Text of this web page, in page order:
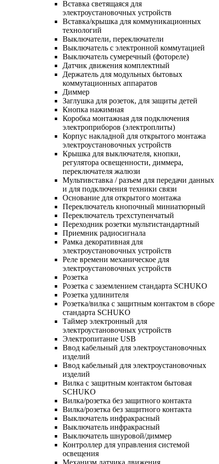
Вставка светящаяся для
электроустановочных устройств
Вставка/крышка для коммуникационных
технологий
Выключатели, переключатели
Выключатель с электронной коммутацией
Выключатель сумеречный (фотореле)
Датчик движения комплектный
Держатель для модульных бытовых
коммутационных аппаратов
Диммер
Заглушка для розеток, для защиты детей
Кнопка нажимная
Коробка монтажная для подключения
электроприборов (электроплиты)
Корпус накладной для открытого монтажа
электроустановочных устройств
Крышка для выключателя, кнопки,
регулятора освещенности, диммера,
переключателя жалюзи
Мультивставка / разъем для передачи данных
и для подключения техники связи
Основание для открытого монтажа
Переключатель кнопочный миниатюрный
Переключатель трехступенчатый
Переходник розетки мультистандартный
Приемник радиосигнала
Рамка декоративная для
электроустановочных устройств
Реле времени механическое для
электроустановочных устройств
Розетка
Розетка с заземлением стандарта SCHUKO
Розетка удлинителя
Розетка/вилка с защитным контактом в сборе
стандарта SCHUKO
Таймер электронный для
электроустановочных устройств
Электропитание USB
Ввод кабельный для электроустановочных
изделий
Ввод кабельный для электроустановочных
изделий
Вилка с защитным контактом бытовая
SCHUKO
Вилка/розетка без защитного контакта
Вилка/розетка без защитного контакта
Выключатель инфракрасный
Выключатель инфракрасный
Выключатель шнуровой/диммер
Контроллер для управления системой
освещения
Механизм датчика движения